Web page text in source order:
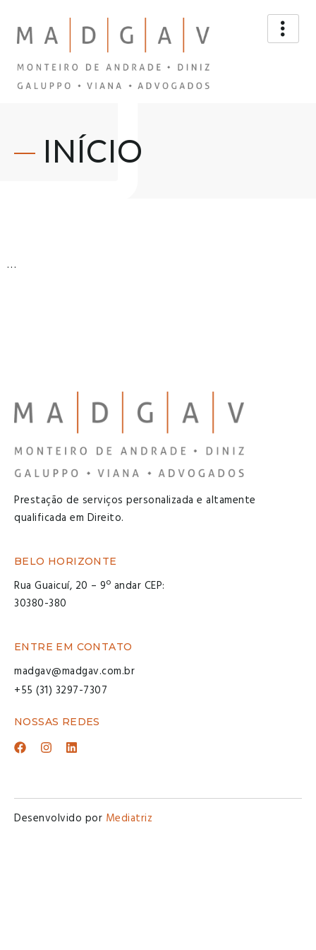
INÍCIO
…
Prestação de serviços personalizada e altamente
qualificada em Direito.
BELO HORIZONTE
Rua Guaicuí, 20 – 9º andar CEP:
30380-380
ENTRE EM CONTATO
madgav@madgav.com.br
+55 (31) 3297-7307
NOSSAS REDES
Desenvolvido por Mediatriz